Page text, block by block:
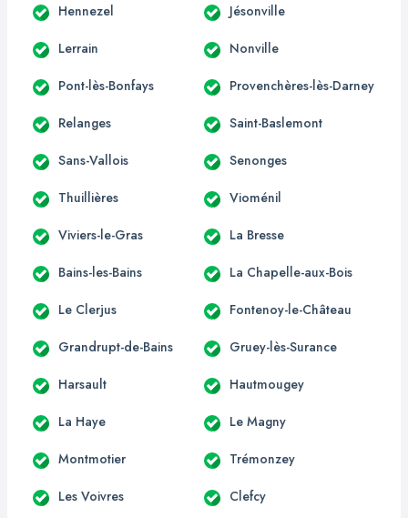
Hennezel Jésonville
Lerrain Nonville
Pont-lès-Bonfays Provenchères-lès-Darney
Relanges Saint-Baslemont
Sans-Vallois Senonges
Thuillières Vioménil
Viviers-le-Gras La Bresse
Bains-les-Bains La Chapelle-aux-Bois
Le Clerjus Fontenoy-le-Château
Grandrupt-de-Bains Gruey-lès-Surance
Harsault Hautmougey
La Haye Le Magny
Montmotier Trémonzey
Les Voivres Clefcy